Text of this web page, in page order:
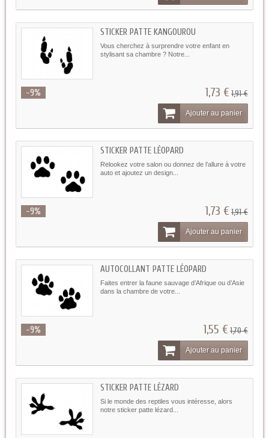
STICKER PATTE KANGOUROU
Vous cherchez à surprendre votre enfant en
stylisant sa chambre ? Notre...
-9% 1,73 €1,91 €
Ajouter au panier
STICKER PATTE LÉOPARD
Relookez votre salon ou donnez de l’allure à votre
auto et ajoutez un design...
-9% 1,73 €1,91 €
Ajouter au panier
AUTOCOLLANT PATTE LÉOPARD
Faites entrer la faune sauvage d’Afrique ou d’Asie
dans la chambre de votre...
-9% 1,55 €1,70 €
Ajouter au panier
STICKER PATTE LÉZARD
Si le monde des reptiles vous intéresse, alors
notre sticker patte lézard...